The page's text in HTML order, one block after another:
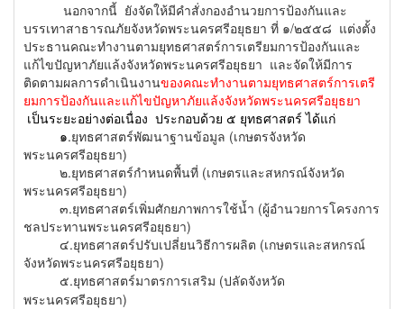
นอกจากนี้ ยังจัดให้มีคำสั่งกองอำนวยการป้องกันและ
บรรเทาสาธารณภัยจังหวัดพระนครศรีอยุธยา ที่ ๑/๒๕๕๘ แต่งตั้ง
ประธานคณะทำงานตามยุทธศาสตร์การเตรียมการป้องกันและ
แก้ไขปัญหาภัยแล้งจังหวัดพระนครศรีอยุธยา และจัดให้มีการ
ติดตามผลการดำเนินงานของคณะทำงานตามยุทธศาสตร์การเตรี
ยมการป้องกันและแก้ไขปัญหาภัยแล้งจังหวัดพระนครศรีอยุธยา
เป็นระยะอย่างต่อเนื่อง ประกอบด้วย ๕ ยุทธศาสตร์ ได้แก่
๑.ยุทธศาสตร์พัฒนาฐานข้อมูล (เกษตรจังหวัด
พระนครศรีอยุธยา)
๒.ยุทธศาสตร์กำหนดพื้นที่ (เกษตรและสหกรณ์จังหวัด
พระนครศรีอยุธยา)
๓.ยุทธศาสตร์เพิ่มศักยภาพการใช้น้ำ (ผู้อำนวยการโครงการ
ชลประทานพระนครศรีอยุธยา)
๔.ยุทธศาสตร์ปรับเปลี่ยนวิธีการผลิต (เกษตรและสหกรณ์
จังหวัดพระนครศรีอยุธยา)
๕.ยุทธศาสตร์มาตรการเสริม (ปลัดจังหวัด
พระนครศรีอยุธยา)